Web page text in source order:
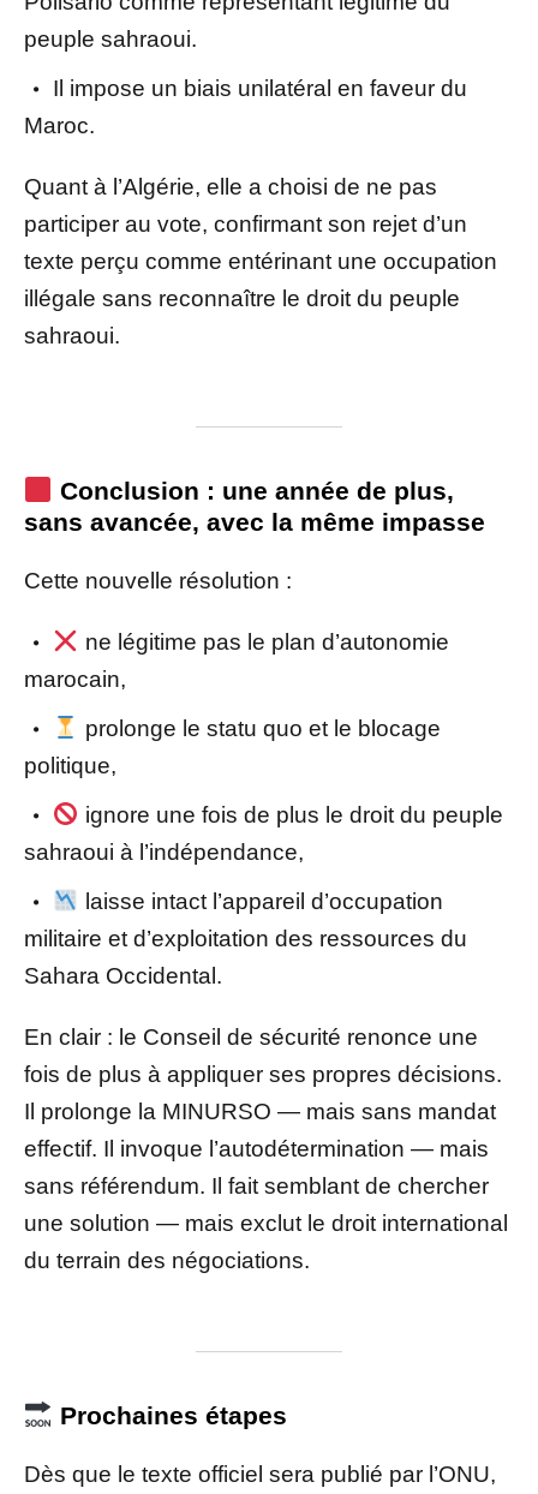
peuple sahraoui.
Il impose un biais unilatéral en faveur du
Maroc.
Quant à l’Algérie, elle a choisi de ne pas
participer au vote, confirmant son rejet d’un
texte perçu comme entérinant une occupation
illégale sans reconnaître le droit du peuple
sahraoui.
Conclusion : une année de plus,
sans avancée, avec la même impasse
Cette nouvelle résolution :
ne légitime pas le plan d’autonomie
marocain,
prolonge le statu quo et le blocage
politique,
ignore une fois de plus le droit du peuple
sahraoui à l’indépendance,
laisse intact l’appareil d’occupation
militaire et d’exploitation des ressources du
Sahara Occidental.
En clair : le Conseil de sécurité renonce une
fois de plus à appliquer ses propres décisions.
Il prolonge la MINURSO — mais sans mandat
effectif. Il invoque l’autodétermination — mais
sans référendum. Il fait semblant de chercher
une solution — mais exclut le droit international
du terrain des négociations.
Prochaines étapes
Dès que le texte officiel sera publié par l’ONU,